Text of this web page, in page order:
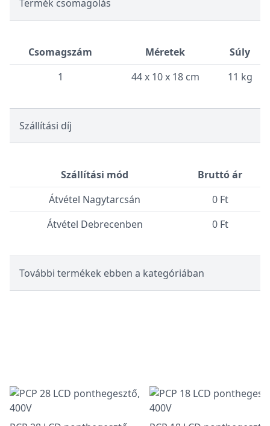
Termék csomagolás
Csomagszám Méretek
Súly
1
44 x 10 x 18 cm 11 kg
Szállítási díj
Szállítási mód
Bruttó ár
Átvétel Nagytarcsán
0 Ft
Átvétel Debrecenben
0 Ft
További termékek ebben a kategóriában